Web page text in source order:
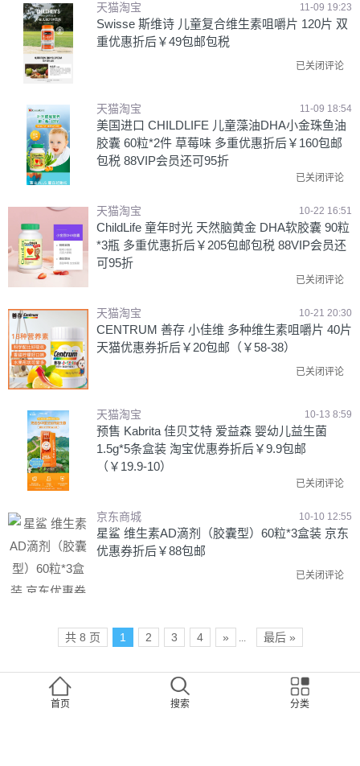
天猫淘宝 11-09 19:23
Swisse 斯维诗 儿童复合维生素咀嚼片 120片 双
重优惠折后￥49包邮包税
已关闭评论
天猫淘宝 11-09 18:54
美国进口 CHILDLIFE 儿童藻油DHA小金珠鱼油
胶囊 60粒*2件 草莓味 多重优惠折后￥160包邮
包税 88VIP会员还可95折
已关闭评论
天猫淘宝 10-22 16:51
ChildLife 童年时光 天然脑黄金 DHA软胶囊 90粒
*3瓶 多重优惠折后￥205包邮包税 88VIP会员还
可95折
已关闭评论
天猫淘宝 10-21 20:30
CENTRUM 善存 小佳维 多种维生素咀嚼片 40片
天猫优惠券折后￥20包邮（￥58-38）
已关闭评论
天猫淘宝 10-13 8:59
预售 Kabrita 佳贝艾特 爱益森 婴幼儿益生菌
1.5g*5条盒装 淘宝优惠券折后￥9.9包邮
（￥19.9-10）
已关闭评论
京东商城 10-10 12:55
星鲨 维生素AD滴剂（胶囊型）60粒*3盒装 京东
优惠券折后￥88包邮
已关闭评论
共 8 页 1 2 3 4 » ... 最后 »
后台 > 外观 > 小工具
" 设置 "右边栏小工具区（分类）"
首页
搜索 分类